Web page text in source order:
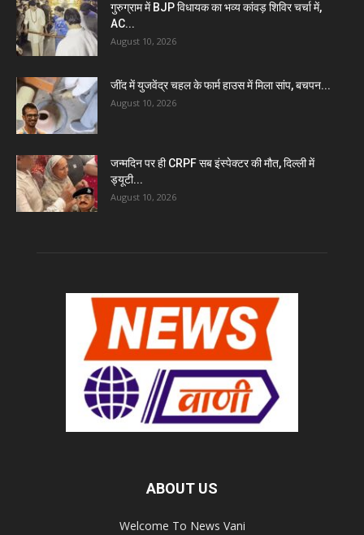
गुरुग्राम में BJP विधायक का भव्य कांवड़ शिविर चर्चा में,
AC...
August 10, 2026
जींद में युजवेंद्र चहल के फार्म हाउस में मिला सांप, बचपन...
August 10, 2026
जन्मदिन पर ही CRPF सब इंस्पेक्टर की मौत, दिल्ली में
ड्यूटी...
August 10, 2026
ABOUT US
Welcome To News Vani